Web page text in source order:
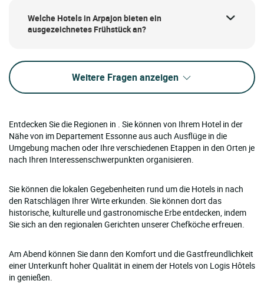
Welche Hotels in Arpajon bieten ein
ausgezeichnetes Frühstück an?
Weitere Fragen anzeigen
Entdecken Sie die Regionen in . Sie können von Ihrem Hotel in der
Nähe von im Departement Essonne aus auch Ausflüge in die
Umgebung machen oder Ihre verschiedenen Etappen in den Orten je
nach Ihren Interessenschwerpunkten organisieren.
Sie können die lokalen Gegebenheiten rund um die Hotels in nach
den Ratschlägen Ihrer Wirte erkunden. Sie können dort das
historische, kulturelle und gastronomische Erbe entdecken, indem
Sie sich an den regionalen Gerichten unserer Chefköche erfreuen.
Am Abend können Sie dann den Komfort und die Gastfreundlichkeit
einer Unterkunft hoher Qualität in einem der Hotels von Logis Hôtels
in genießen.